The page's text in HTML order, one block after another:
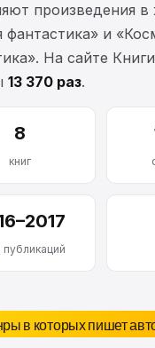
произведения в
фантастика» и
На сайте
13 370 раз.
8
книг
публикаций
в которых пишет